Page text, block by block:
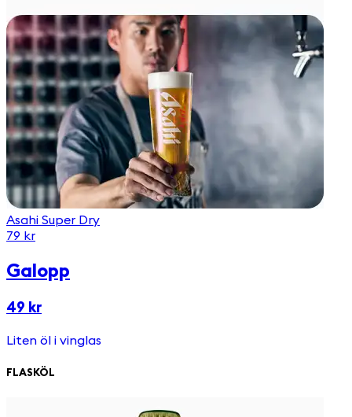
Asahi Super Dry
79 kr
Galopp
49 kr
Liten öl i vinglas
FLASKÖL